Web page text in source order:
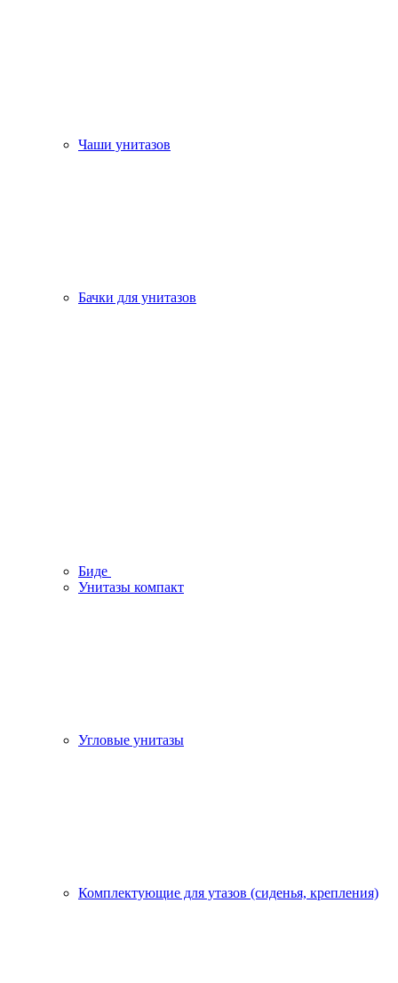
Чаши унитазов
Бачки для унитазов
Биде
Унитазы компакт
Угловые унитазы
Комплектующие для утазов (сиденья, крепления)